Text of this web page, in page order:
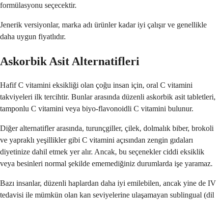
formülasyonu seçecektir.
Jenerik versiyonlar, marka adı ürünler kadar iyi çalışır ve genellikle
daha uygun fiyatlıdır.
Askorbik Asit Alternatifleri
Hafif C vitamini eksikliği olan çoğu insan için, oral C vitamini
takviyeleri ilk tercihtir. Bunlar arasında düzenli askorbik asit tabletleri,
tamponlu C vitamini veya biyo-flavonoidli C vitamini bulunur.
Diğer alternatifler arasında, turunçgiller, çilek, dolmalık biber, brokoli
ve yapraklı yeşillikler gibi C vitamini açısından zengin gıdaları
diyetinize dahil etmek yer alır. Ancak, bu seçenekler ciddi eksiklik
veya besinleri normal şekilde ememediğiniz durumlarda işe yaramaz.
Bazı insanlar, düzenli haplardan daha iyi emilebilen, ancak yine de IV
tedavisi ile mümkün olan kan seviyelerine ulaşamayan sublingual (dil